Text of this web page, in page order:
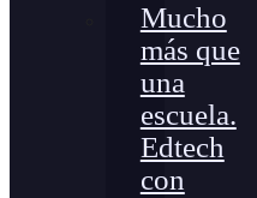
Mucho
más que
una
escuela.
Edtech
con